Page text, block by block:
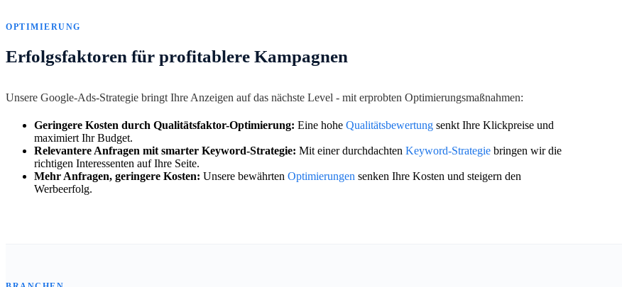
OPTIMIERUNG
Erfolgsfaktoren für profitablere Kampagnen
Unsere Google-Ads-Strategie bringt Ihre Anzeigen auf das nächste Level - mit erprobten Optimierungsmaßnahmen:
Geringere Kosten durch Qualitätsfaktor-Optimierung: Eine hohe Qualitätsbewertung senkt Ihre Klickpreise und
maximiert Ihr Budget.
Relevantere Anfragen mit smarter Keyword-Strategie: Mit einer durchdachten Keyword-Strategie bringen wir die
richtigen Interessenten auf Ihre Seite.
Mehr Anfragen, geringere Kosten: Unsere bewährten Optimierungen senken Ihre Kosten und steigern den
Werbeerfolg.